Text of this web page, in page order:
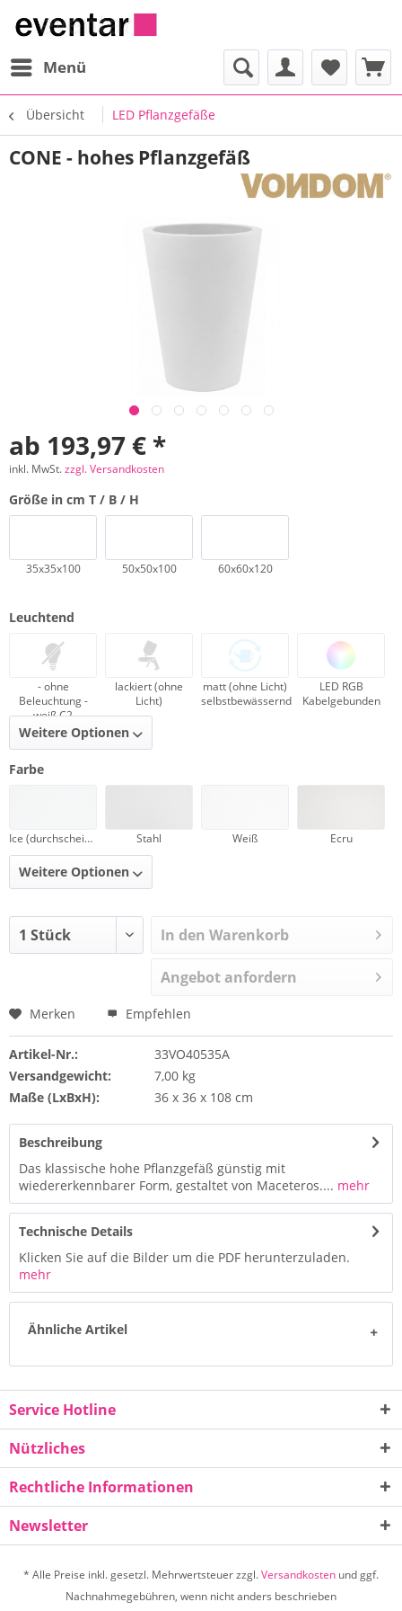
Menü
Übersicht LED Pflanzgefäße
CONE - hohes Pflanzgefäß
ab 193,97 € *
inkl. MwSt.zzgl. Versandkosten
Größe in cm T / B / H
35x35x100 50x50x100 60x60x120
Leuchtend
- ohne
Beleuchtung -
weiß C2
lackiert (ohne
Licht)
matt (ohne Licht)
selbstbewässernd
LED RGB
Kabelgebunden
Weitere Optionen
Farbe
Ice (durchscheinend) Stahl Weiß Ecru
Weitere Optionen
In den Warenkorb
Angebot anfordern
Merken Empfehlen
Artikel-Nr.:
33VO40535A
Versandgewicht:
7,00 kg
Maße (LxBxH):
36 x 36 x 108 cm
Beschreibung
Das klassische hohe Pflanzgefäß günstig mit
wiedererkennbarer Form, gestaltet von Maceteros.... mehr
Technische Details
Klicken Sie auf die Bilder um die PDF herunterzuladen.
mehr
Ähnliche Artikel
Service Hotline
Nützliches
Rechtliche Informationen
Newsletter
* Alle Preise inkl. gesetzl. Mehrwertsteuer zzgl.Versandkosten und ggf.
Nachnahmegebühren, wenn nicht anders beschrieben